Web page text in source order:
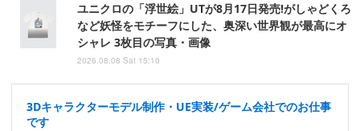
ユニクロの「浮世絵」UTが8月17日発売!がしゃどくろ
など妖怪をモチーフにした、奥深い世界観が最高にオ
シャレ 3枚目の写真・画像
2026.08.08 Sat 15:10
3Dキャラクターモデル制作・UE実装/ゲーム会社でのお仕事
です